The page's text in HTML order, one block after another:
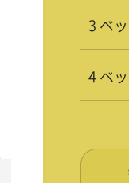
3 ベ
4 ベ